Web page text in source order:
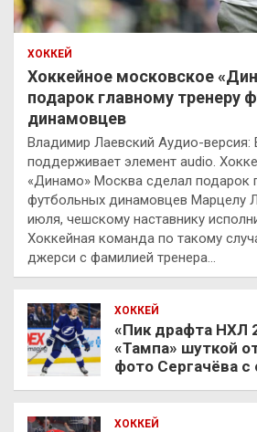
ХОККЕЙ
Хоккейное московское
подарок главному тренеру
динамовцев
Владимир Лаевский Аудио-версия:
поддерживает элемент audio.
«Динамо» Москва сделал подарок
футбольных динамовцев Марцелу
июля, чешскому наставнику
Хоккейная команда по такому
джерси с фамилией тренера…
ХОККЕЙ
«Пик драфта НХЛ
«Тампа» шуткой
фото Сергачёва
ХОККЕЙ